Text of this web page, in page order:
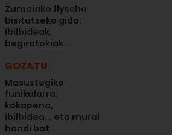
Zumaiako flyscha
bisitatzeko gida:
ibilbideak,
begiratokiak…
GOZATU
Masustegiko
funikularra:
kokapena,
ibilbidea... eta mural
handi bat